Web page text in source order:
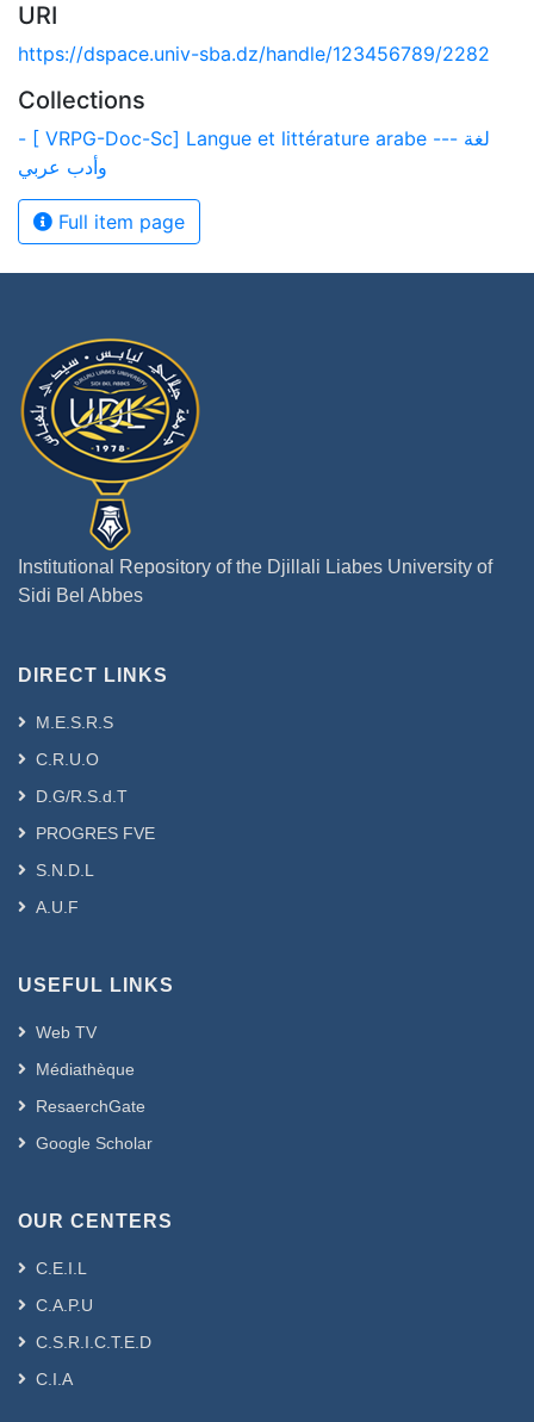
URI
https://dspace.univ-sba.dz/handle/123456789/2282
Collections
- [ VRPG-Doc-Sc] Langue et littérature arabe --- لغة
وأدب عربي
Full item page
Institutional Repository of the Djillali Liabes University of
Sidi Bel Abbes
DIRECT LINKS
M.E.S.R.S
C.R.U.O
D.G/R.S.d.T
PROGRES FVE
S.N.D.L
A.U.F
USEFUL LINKS
Web TV
Médiathèque
ResaerchGate
Google Scholar
OUR CENTERS
C.E.I.L
C.A.P.U
C.S.R.I.C.T.E.D
C.I.A